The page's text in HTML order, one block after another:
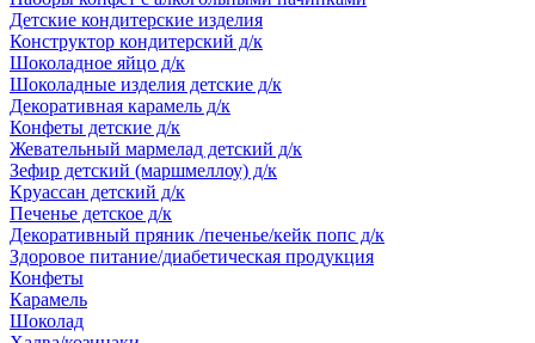
Детские кондитерские изделия
Конструктор кондитерский д/к
Шоколадное яйцо д/к
Шоколадные изделия детские д/к
Декоративная карамель д/к
Конфеты детские д/к
Жевательный мармелад детский д/к
Зефир детский (маршмеллоу) д/к
Круассан детский д/к
Печенье детское д/к
Декоративный пряник /печенье/кейк попс д/к
Здоровое питание/диабетическая продукция
Конфеты
Карамель
Шоколад